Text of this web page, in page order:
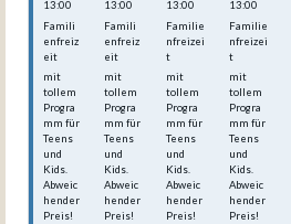
13:00
Famili
enfreiz
eit
mit
tollem
Progra
mm für
Teens
und
Kids.
Abweic
hender
Preis!
13:00
Famili
enfreiz
eit
mit
tollem
Progra
mm für
Teens
und
Kids.
Abweic
hender
Preis!
13:00
Familie
nfreizei
t
mit
tollem
Progra
mm für
Teens
und
Kids.
Abweic
hender
Preis!
13:00
Familie
nfreizei
t
mit
tollem
Progra
mm für
Teens
und
Kids.
Abweic
hender
Preis!